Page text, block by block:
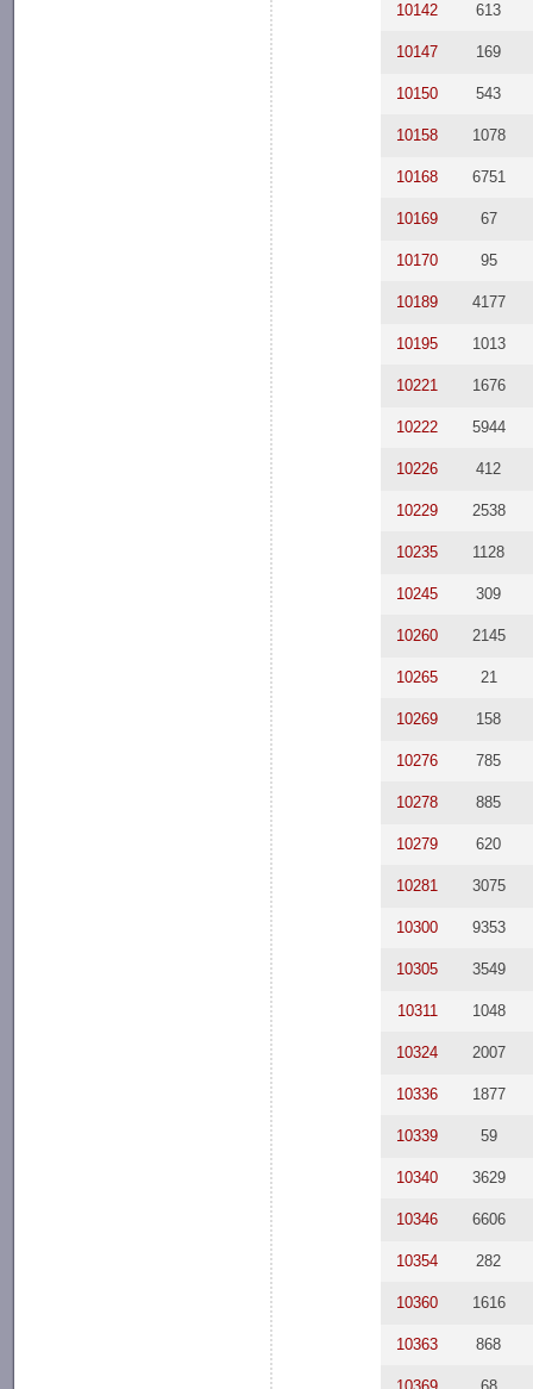
10142 613
10147 169
10150 543
10158 1078
10168 6751
10169 67
10170 95
10189 4177
10195 1013
10221 1676
10222 5944
10226 412
10229 2538
10235 1128
10245 309
10260 2145
10265 21
10269 158
10276 785
10278 885
10279 620
10281 3075
10300 9353
10305 3549
10311 1048
10324 2007
10336 1877
10339 59
10340 3629
10346 6606
10354 282
10360 1616
10363 868